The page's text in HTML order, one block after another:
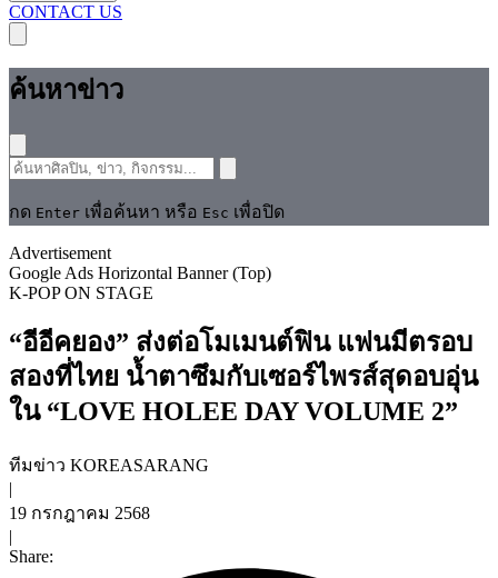
CONTACT US
ค้นหาข่าว
กด Enter เพื่อค้นหา หรือ Esc เพื่อปิด
Advertisement
Google Ads Horizontal Banner (Top)
K-POPON STAGE
“อีอีคยอง” ส่งต่อโมเมนต์ฟิน แฟนมีตรอบ
สองที่ไทย น้ำตาซึมกับเซอร์ไพรส์สุดอบอุ่น
ใน “LOVE HOLEE DAY VOLUME 2”
ทีมข่าว KOREASARANG
|
19 กรกฎาคม 2568
|
Share: